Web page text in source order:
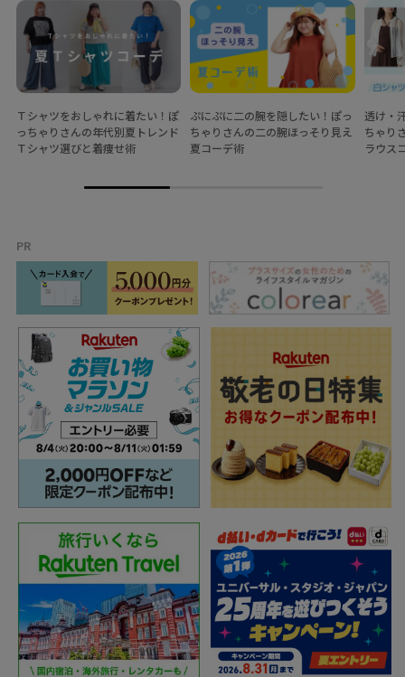
Ｔシャツをおしゃれに着たい！ぽ
っちゃりさんの年代別夏トレンド
Ｔシャツ選びと着痩せ術
ぷにぷに二の腕を隠したい！ぽっ
ちゃりさんの二の腕ほっそり見え
夏コーデ術
透け・
ちゃり
ラウス
PR